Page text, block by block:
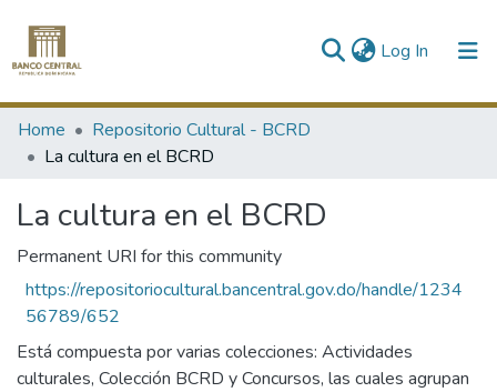
Log In (current)
Communities & Collections
All of DSpace
Statistics
Home
Repositorio Cultural - BCRD
La cultura en el BCRD
La cultura en el BCRD
Permanent URI for this community
https://repositoriocultural.bancentral.gov.do/handle/1234
56789/652
Está compuesta por varias colecciones: Actividades
culturales, Colección BCRD y Concursos, las cuales agrupan